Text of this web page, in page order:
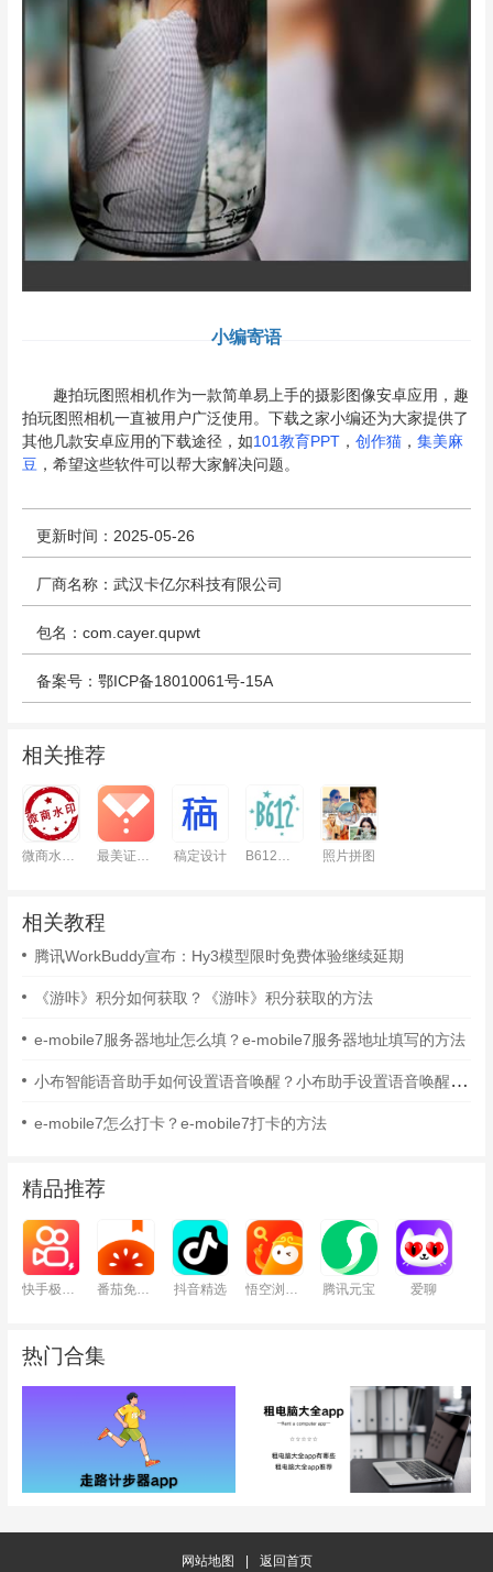
小编寄语
趣拍玩图照相机作为一款简单易上手的摄影图像安卓应用，趣
拍玩图照相机一直被用户广泛使用。下载之家小编还为大家提供了
其他几款安卓应用的下载途径，如101教育PPT， 创作猫， 集美麻
豆 ，希望这些软件可以帮大家解决问题。
更新时间：2025-05-26
厂商名称：武汉卡亿尔科技有限公司
包名：com.cayer.qupwt
备案号：鄂ICP备18010061号-15A
相关推荐
微商水印相机 最美证件照 稿定设计 B612咔叽 照片拼图
相关教程
腾讯WorkBuddy宣布：Hy3模型限时免费体验继续延期
《游咔》积分如何获取？《游咔》积分获取的方法
e-mobile7服务器地址怎么填？e-mobile7服务器地址填写的方法
小布智能语音助手如何设置语音唤醒？小布助手设置语音唤醒的方法
e-mobile7怎么打卡？e-mobile7打卡的方法
精品推荐
快手极速版 番茄免费小说 抖音精选 悟空浏览器 腾讯元宝 爱聊
热门合集
网站地图 返回首页